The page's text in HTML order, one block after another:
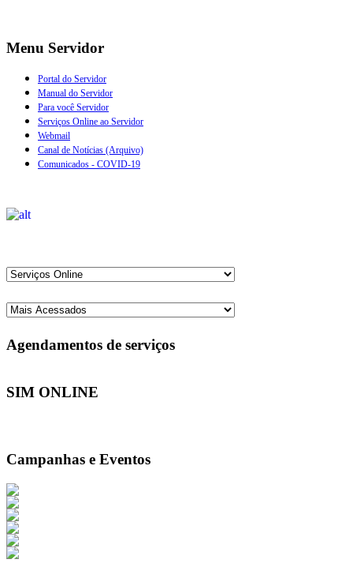
Menu Servidor
Portal do Servidor
Manual do Servidor
Para você Servidor
Serviços Online ao Servidor
Webmail
Canal de Notícias (Arquivo)
Comunicados - COVID-19
Agendamentos de serviços
SIM ONLINE
Campanhas e Eventos